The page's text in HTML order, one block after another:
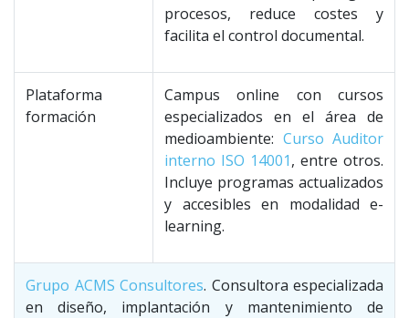
procesos, reduce costes y
facilita el control documental.
Plataforma
formación
Campus online con cursos
especializados en el área de
medioambiente: Curso Auditor
interno ISO 14001, entre otros.
Incluye programas actualizados
y accesibles en modalidad e-
learning.
Grupo ACMS Consultores. Consultora especializada
en diseño, implantación y mantenimiento de